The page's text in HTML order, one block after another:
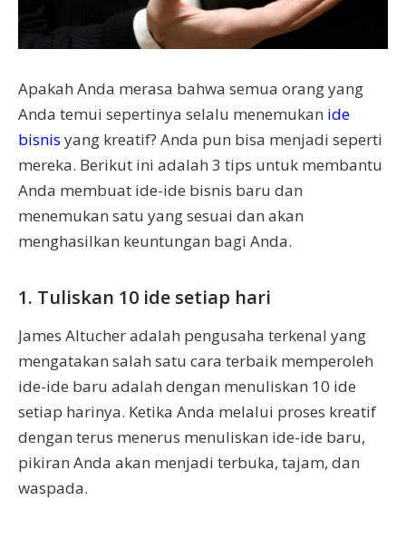
Apakah Anda merasa bahwa semua orang yang
Anda temui sepertinya selalu menemukan ide
bisnis yang kreatif? Anda pun bisa menjadi seperti
mereka. Berikut ini adalah 3 tips untuk membantu
Anda membuat ide-ide bisnis baru dan
menemukan satu yang sesuai dan akan
menghasilkan keuntungan bagi Anda.
1. Tuliskan 10 ide setiap hari
James Altucher adalah pengusaha terkenal yang
mengatakan salah satu cara terbaik memperoleh
ide-ide baru adalah dengan menuliskan 10 ide
setiap harinya. Ketika Anda melalui proses kreatif
dengan terus menerus menuliskan ide-ide baru,
pikiran Anda akan menjadi terbuka, tajam, dan
waspada.